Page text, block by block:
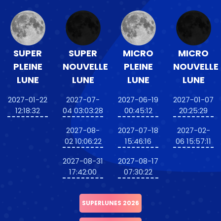
SUPER
PLEINE
LUNE
2027-01-22
12:18:32
SUPER
NOUVELLE
LUNE
2027-07-
04 03:03:28
2027-08-
02 10:06:22
2027-08-31
17:42:00
MICRO
PLEINE
LUNE
2027-06-19
00:45:12
2027-07-18
15:46:16
2027-08-17
07:30:22
MICRO
NOUVELLE
LUNE
2027-01-07
20:25:29
2027-02-
06 15:57:11
SUPERLUNES 2026